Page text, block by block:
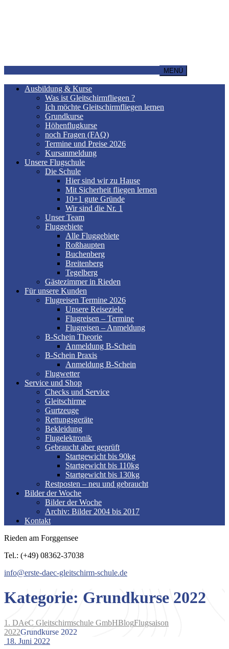
MENÜ
Ausbildung & Kurse
Was ist Gleitschirmfliegen ?
Ich möchte Gleitschirmfliegen lernen
Grundkurse
Höhenflugkurse
noch Fragen (FAQ)
Termine und Preise 2026
Kursanmeldung
Unsere Flugschule
Die Schule
Hier sind wir zu Hause
Mit Sicherheit fliegen lernen
10+1 gute Gründe
Wir sind die Nr. 1
Unser Team
Fluggebiete
Alle Fluggebiete
Roßhaupten
Buchenberg
Breitenberg
Tegelberg
Gästezimmer in Rieden
Für unsere Kunden
Flugreisen Termine 2026
Unsere Reiseziele
Flugreisen – Termine
Flugreisen – Anmeldung
B-Schein Theorie
Anmeldung B-Schein
B-Schein Praxis
Anmeldung B-Schein
Flugwetter
Service und Shop
Checks und Service
Gleitschirme
Gurtzeuge
Rettungsgeräte
Bekleidung
Flugelektronik
Gebraucht aber geprüft
Startgewicht bis 90kg
Startgewicht bis 110kg
Startgewicht bis 130kg
Restposten – neu und gebraucht
Bilder der Woche
Bilder der Woche
Archiv: Bilder 2004 bis 2017
Kontakt
Rieden am Forggensee
Tel.: (+49) 08362-37038
info@erste-daec-gleitschirm-schule.de
Kategorie: Grundkurse 2022
1. DAeC Gleitschirmschule GmbHBlogFlugsaison
2022Grundkurse 2022
18. Juni 2022